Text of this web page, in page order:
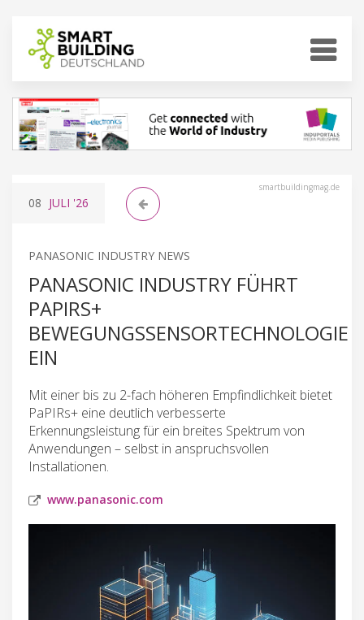
smartbuildingmag.de
08 JULI '26
PANASONIC INDUSTRY NEWS
PANASONIC INDUSTRY FÜHRT
PAPIRS+
BEWEGUNGSSENSORTECHNOLOGIE
EIN
Mit einer bis zu 2-fach höheren Empfindlichkeit bietet
PaPIRs+ eine deutlich verbesserte
Erkennungsleistung für ein breites Spektrum von
Anwendungen – selbst in anspruchsvollen
Installationen.
www.panasonic.com